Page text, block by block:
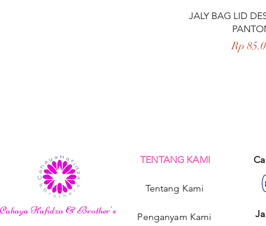
Tampilan
JALY BAG LID
Harga
Rp
Hafidza & Brother's
TENTANG KAMI
Tentang Kami
Penganyam Kami